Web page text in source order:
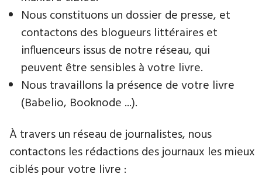
Nous constituons un dossier de presse, et
contactons des blogueurs littéraires et
influenceurs issus de notre réseau, qui
peuvent être sensibles à votre livre.
Nous travaillons la présence de votre livre
(Babelio, Booknode ...).
À travers un réseau de journalistes, nous
contactons les rédactions des journaux les mieux
ciblés pour votre livre :